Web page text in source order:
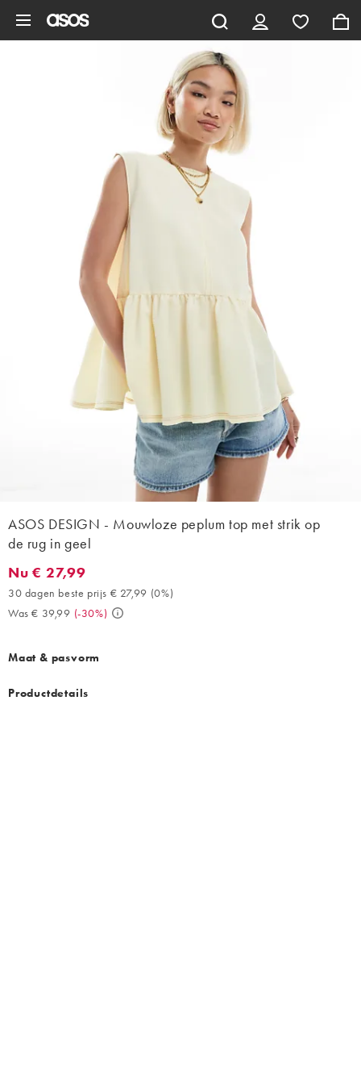
ASOS DESIGN - Mouwloze peplum top met strik op
de rug in geel
Nu € 27,99. 30 dagen beste prijs € 27,99 (0%). Was € 39,99. (-
Nu € 27,99
30 dagen beste prijs € 27,99 (0%)
Was € 39,99 (-30%)
Maat & pasvorm
Productdetails